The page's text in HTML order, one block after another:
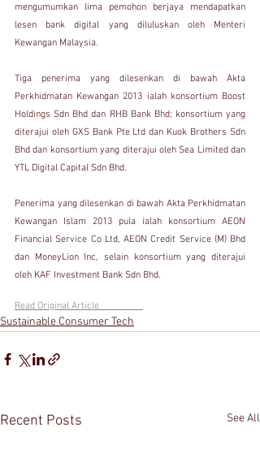
mengumumkan lima pemohon berjaya mendapatkan
lesen bank digital yang diluluskan oleh Menteri
Kewangan Malaysia.
Tiga penerima yang dilesenkan di bawah Akta
Perkhidmatan Kewangan 2013 ialah konsortium Boost
Holdings Sdn Bhd dan RHB Bank Bhd; konsortium yang
diterajui oleh GXS Bank Pte Ltd dan Kuok Brothers Sdn
Bhd dan konsortium yang diterajui oleh Sea Limited dan
YTL Digital Capital Sdn Bhd.
Penerima yang dilesenkan di bawah Akta Perkhidmatan
Kewangan Islam 2013 pula ialah konsortium AEON
Financial Service Co Ltd, AEON Credit Service (M) Bhd
dan MoneyLion Inc, selain konsortium yang diterajui
oleh KAF Investment Bank Sdn Bhd.
Read Original Article
Sustainable Consumer Tech
Recent Posts See All